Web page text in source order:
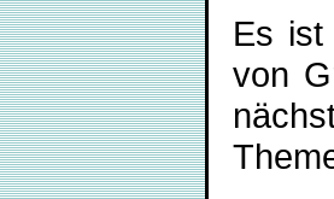
Es ist
von